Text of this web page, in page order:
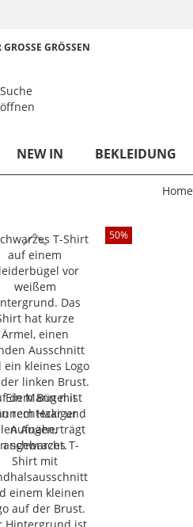
GROSSE GRÖSSEN
Suche
öffnen
NEW IN BEKLEIDUNG
Home
50%